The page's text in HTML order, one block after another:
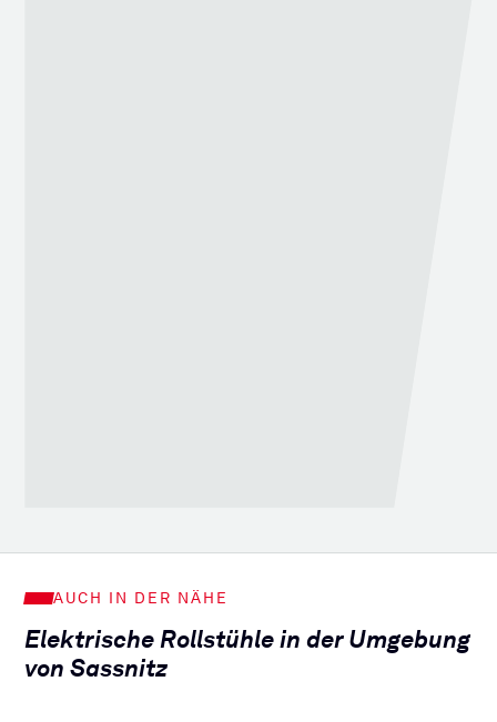
AUCH IN DER NÄHE
Elektrische Rollstühle in der Umgebung
von Sassnitz